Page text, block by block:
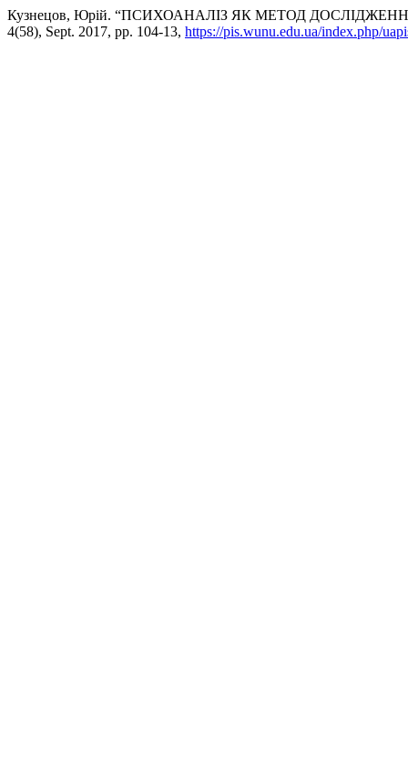
Кузнецов, Юрій. “ПСИХОАНАЛІЗ ЯК МЕТОД
4(58), Sept. 2017, pp. 104-13, https://pis.wunu.edu.ua/index.php/